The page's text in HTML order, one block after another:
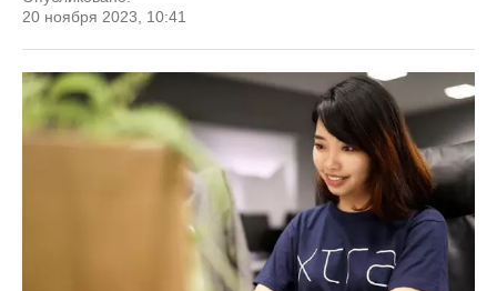
20 ноября 2023, 10:41